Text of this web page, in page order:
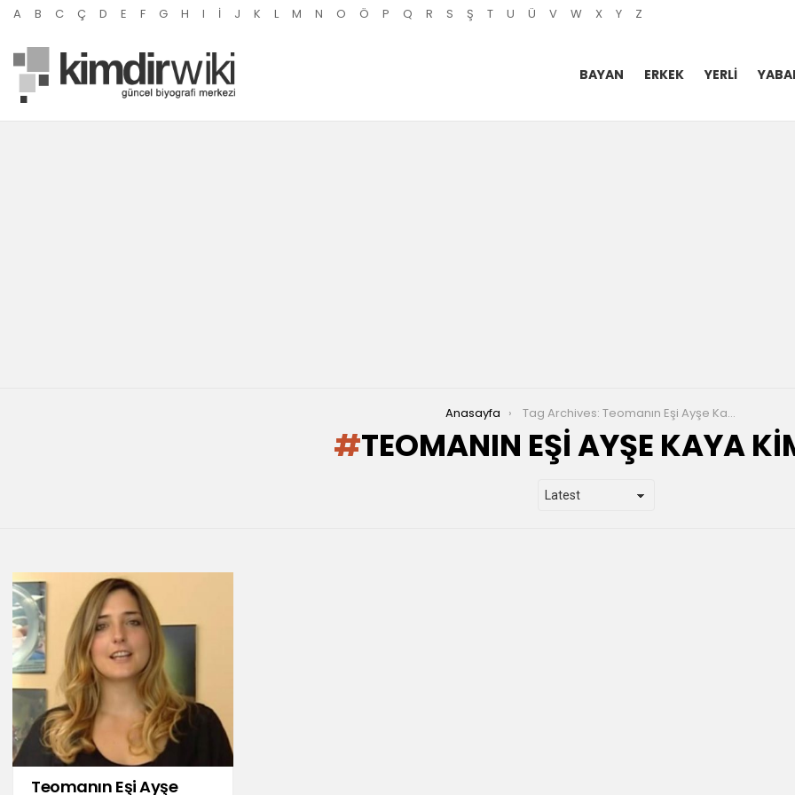
A B C Ç D E F G H I İ J K L M N O Ö P Q R S Ş T U Ü V W X Y Z
BAYAN ERKEK YERLI
Anasayfa Tag Archives: Teomanın Eşi Ayşe Kaya kimdir
TEOMANIN EŞI AYŞE KAYA
STORIES
Teomanın Eşi Ayşe